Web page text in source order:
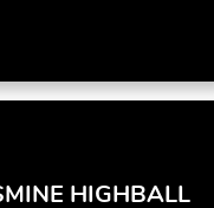
HIGHBALL